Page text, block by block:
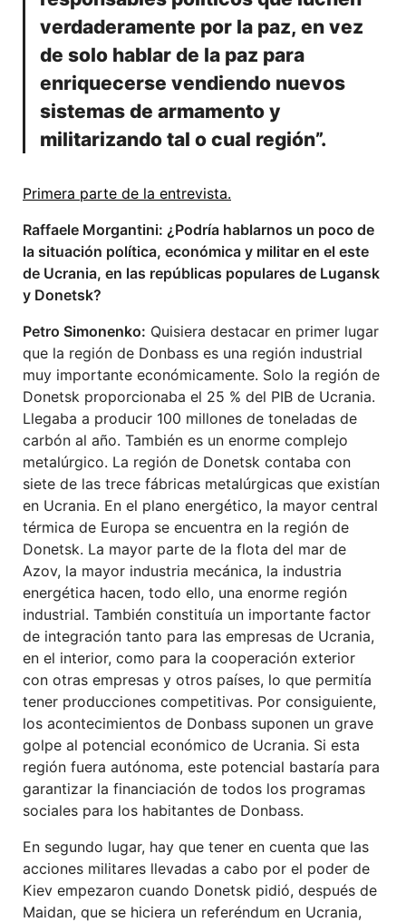
verdaderamente por la paz, en vez
de solo hablar de la paz para
enriquecerse vendiendo nuevos
sistemas de armamento y
militarizando tal o cual región”.
Primera parte de la entrevista.
Raffaele Morgantini: ¿Podría hablarnos un poco de
la situación política, económica y militar en el este
de Ucrania, en las repúblicas populares de Lugansk
y Donetsk?
Petro Simonenko: Quisiera destacar en primer lugar
que la región de Donbass es una región industrial
muy importante económicamente. Solo la región de
Donetsk proporcionaba el 25 % del PIB de Ucrania.
Llegaba a producir 100 millones de toneladas de
carbón al año. También es un enorme complejo
metalúrgico. La región de Donetsk contaba con
siete de las trece fábricas metalúrgicas que existían
en Ucrania. En el plano energético, la mayor central
térmica de Europa se encuentra en la región de
Donetsk. La mayor parte de la flota del mar de
Azov, la mayor industria mecánica, la industria
energética hacen, todo ello, una enorme región
industrial. También constituía un importante factor
de integración tanto para las empresas de Ucrania,
en el interior, como para la cooperación exterior
con otras empresas y otros países, lo que permitía
tener producciones competitivas. Por consiguiente,
los acontecimientos de Donbass suponen un grave
golpe al potencial económico de Ucrania. Si esta
región fuera autónoma, este potencial bastaría para
garantizar la financiación de todos los programas
sociales para los habitantes de Donbass.
En segundo lugar, hay que tener en cuenta que las
acciones militares llevadas a cabo por el poder de
Kiev empezaron cuando Donetsk pidió, después de
Maidan, que se hiciera un referéndum en Ucrania,